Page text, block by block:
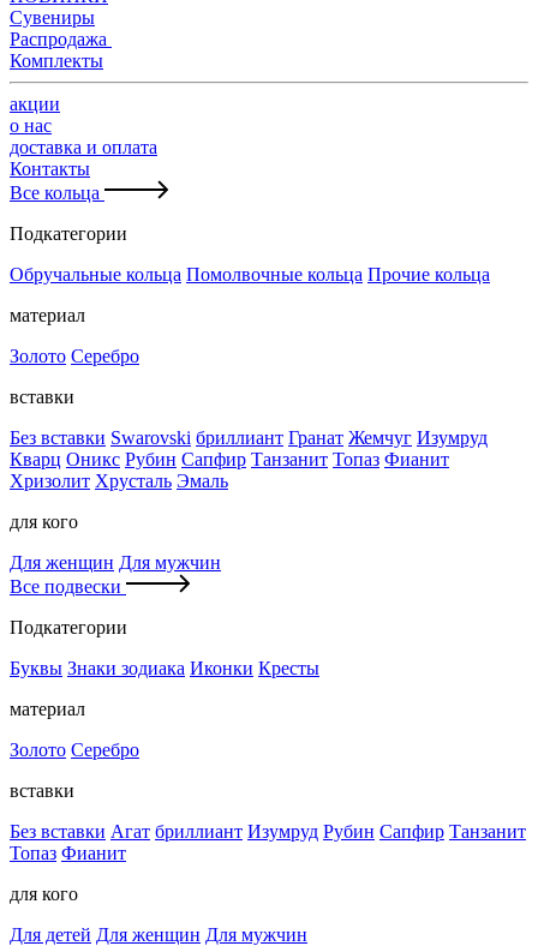
Сувениры
Распродажа
Комплекты
акции
о нас
доставка и оплата
Контакты
Все кольца
Подкатегории
Обручальные кольца Помолвочные кольца Прочие кольца
материал
Золото Серебро
вставки
Без вставки Swarovski бриллиант Гранат Жемчуг Изумруд
Кварц Оникс Рубин Сапфир Танзанит Топаз Фианит
Хризолит Хрусталь Эмаль
для кого
Для женщин Для мужчин
Все подвески
Подкатегории
Буквы Знаки зодиака Иконки Кресты
материал
Золото Серебро
вставки
Без вставки Агат бриллиант Изумруд Рубин Сапфир Танзанит
Топаз Фианит
для кого
Для детей Для женщин Для мужчин